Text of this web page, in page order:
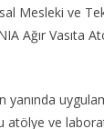
Mesleki ve
Ağır Vasıta
yanında
atölye ve